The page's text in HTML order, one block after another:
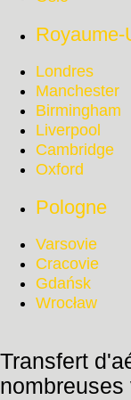
Royaume-
Londres
Manchester
Birmingham
Liverpool
Cambridge
Oxford
Pologne
Varsovie
Cracovie
Gdańsk
Wrocław
Transfert
nombreuses